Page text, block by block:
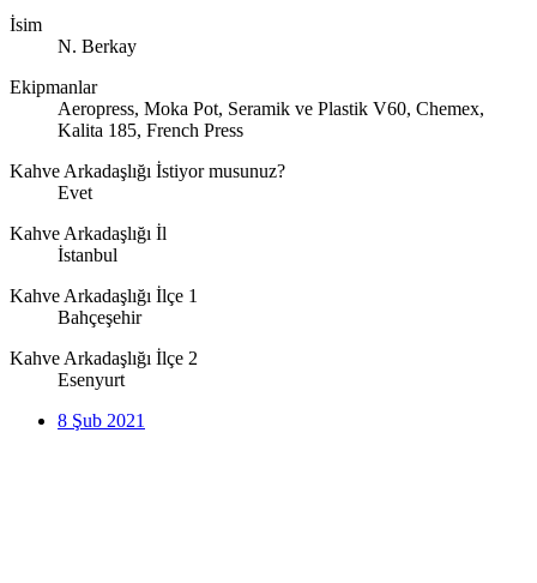
İsim
N. Berkay
Ekipmanlar
Aeropress, Moka Pot, Seramik ve Plastik V60, Chemex,
Kalita 185, French Press
Kahve Arkadaşlığı İstiyor musunuz?
Evet
Kahve Arkadaşlığı İl
İstanbul
Kahve Arkadaşlığı İlçe 1
Bahçeşehir
Kahve Arkadaşlığı İlçe 2
Esenyurt
8 Şub 2021